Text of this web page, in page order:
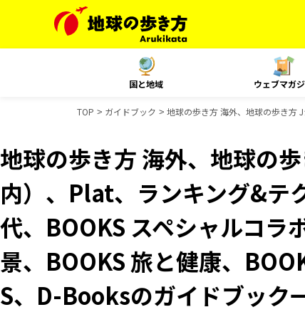
国と地域 ウェブマガ
TOP ガイドブック 地球の歩き方 海外、地球の歩き方
地球の歩き方 海外、地球の
内）、Plat、ランキング&テ
代、BOOKS スペシャルコラ
景、BOOKS 旅と健康、
S、D-Booksのガイドブック